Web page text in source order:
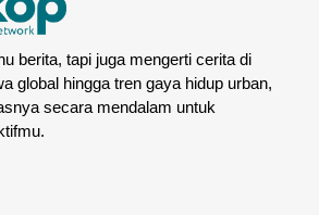
berita, tapi juga mengerti cerita di
global hingga tren gaya hidup urban,
secara mendalam untuk